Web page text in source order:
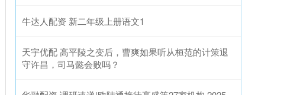
牛达人配资 新二年级上册语文1
天宇优配 高平陵之变后，曹爽如果听从桓范的计策退
守许昌，司马懿会败吗？